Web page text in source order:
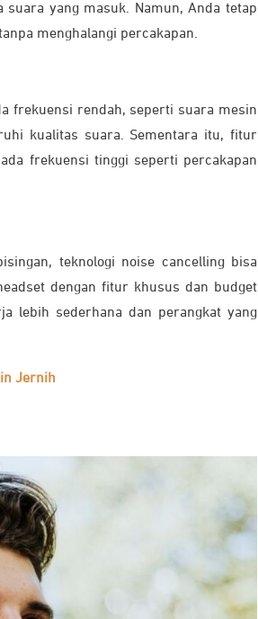
yang masuk. Namun, Anda tetap
menghalangi percakapan.
frekuensi rendah, seperti suara mesin
kualitas suara. Sementara itu, fitur
frekuensi tinggi seperti percakapan
teknologi noise cancelling bisa
dengan fitur khusus dan budget
lebih sederhana dan perangkat yang
Jernih